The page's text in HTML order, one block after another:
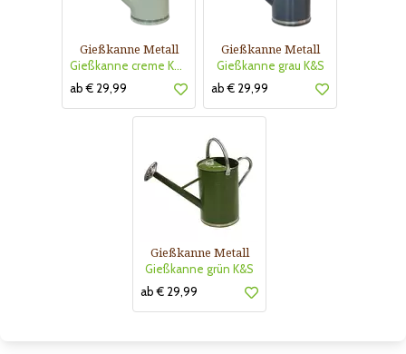
Gießkanne Metall
Gießkanne creme K&S
ab € 29,99
Gießkanne Metall
Gießkanne grau K&S
ab € 29,99
Gießkanne Metall
Gießkanne grün K&S
ab € 29,99